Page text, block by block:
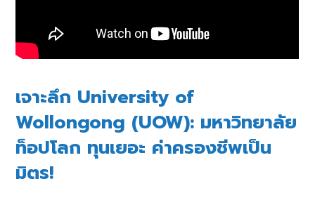
เจาะลึก University of
Wollongong (UOW): มหาวิทยาลัย
ท็อปโลก ทุนเยอะ ค่าครองชีพเป็น
มิตร!